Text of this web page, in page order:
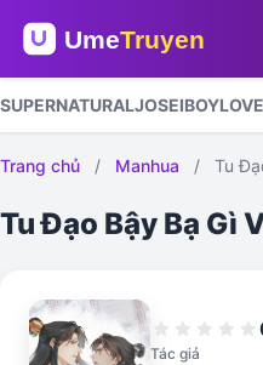
SUPERNATURALJOSEI
Trang chủ / Manhua / Tu
Tu Đạo Bậy Bạ Gì
star star star star star
Tác giả